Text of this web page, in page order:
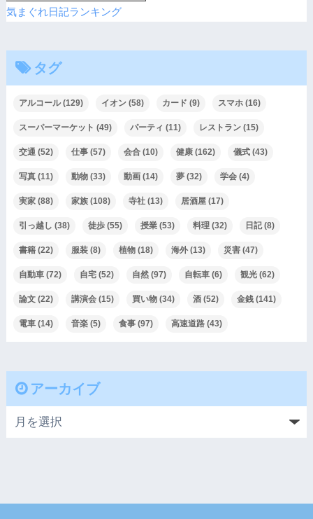
気まぐれ日記ランキング
タグ
アルコール(129) イオン(58) カード (9) スマホ(16)
スーパーマーケット (49) パーティ (11) レストラン(15)
交通(52) 仕事(57) 会合(10) 健康(162) 儀式(43)
写真(11) 動物(33) 動画(14) 夢(32) 学会(4)
実家(88) 家族(108) 寺社(13) 居酒屋(17)
引っ越し (38) 徒歩(55) 授業(53) 料理(32) 日記(8)
書籍(22) 服装(8) 植物(18) 海外(13) 災害(47)
自動車(72) 自宅(52) 自然(97) 自転車(6) 観光(62)
論文(22) 講演会(15) 買い物(34) 酒(52) 金銭(141)
電車(14) 音楽(5) 食事(97) 高速道路(43)
アーカイブ